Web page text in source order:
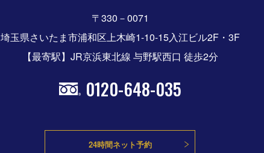
〒330－0071
埼玉県さいたま市浦和区上木崎1-10-15入江ビル2F・3F
【最寄駅】JR京浜東北線 与野駅西口 徒歩2分
0120-648-035
24時間ネット予約